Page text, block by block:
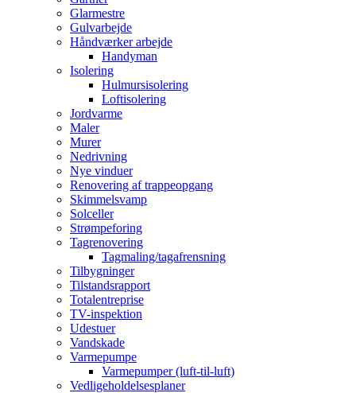
Glarmestre
Gulvarbejde
Håndværker arbejde
Handyman
Isolering
Hulmursisolering
Loftisolering
Jordvarme
Maler
Murer
Nedrivning
Nye vinduer
Renovering af trappeopgang
Skimmelsvamp
Solceller
Strømpeforing
Tagrenovering
Tagmaling/tagafrensning
Tilbygninger
Tilstandsrapport
Totalentreprise
TV-inspektion
Udestuer
Vandskade
Varmepumpe
Varmepumper (luft-til-luft)
Vedligeholdelsesplaner